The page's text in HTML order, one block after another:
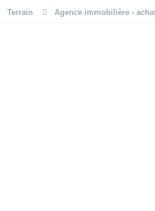
Terrain Agence immobilière -